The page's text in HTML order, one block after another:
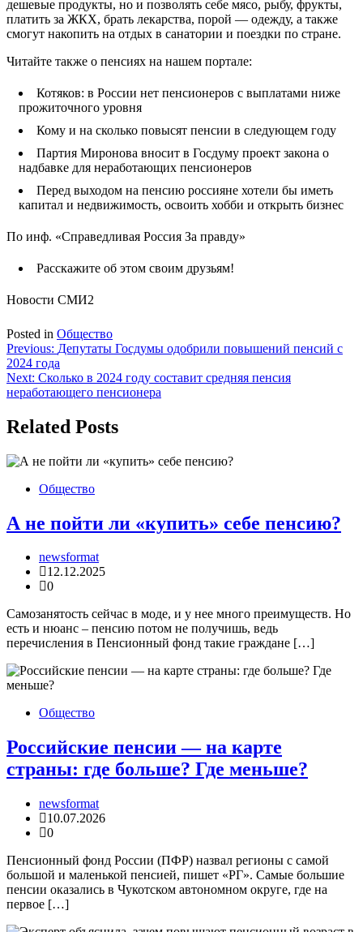
дешевые продукты, но и позволять себе мясо, рыбу, фрукты,
платить за ЖКХ, брать лекарства, порой — одежду, а также
смогут накопить на отдых в санатории и поездки по стране.
Читайте также о пенсиях на нашем портале:
Котяков: в России нет пенсионеров с выплатами ниже
прожиточного уровня
Кому и на сколько повысят пенсии в следующем году
Партия Миронова вносит в Госдуму проект закона о
надбавке для неработающих пенсионеров
Перед выходом на пенсию россияне хотели бы иметь
капитал и недвижимость, освоить хобби и открыть бизнес
По инф. «Справедливая Россия За правду»
Расскажите об этом своим друзьям!
Новости СМИ2
Posted in Общество
Навигация
по
записям
Previous: Депутаты Госдумы одобрили повышений пенсий с
2024 года
Next: Сколько в 2024 году составит средняя пенсия
неработающего пенсионера
Related Posts
Общество
А не пойти ли «купить» себе пенсию?
newsformat
12.12.2025
0
Самозанятость сейчас в моде, и у нее много преимуществ. Но
есть и нюанс – пенсию потом не получишь, ведь
перечисления в Пенсионный фонд такие граждане […]
Общество
Российские пенсии — на карте
страны: где больше? Где меньше?
newsformat
10.07.2026
0
Пенсионный фонд России (ПФР) назвал регионы с самой
большой и маленькой пенсией, пишет «РГ». Самые большие
пенсии оказались в Чукотском автономном округе, где на
первое […]